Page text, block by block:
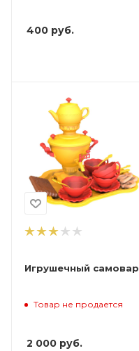
400 руб.
Игрушечный самовар
Товар не продается
2 000 руб.